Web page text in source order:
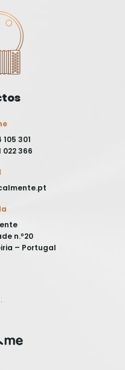
301
022 366
n.º20
– Portugal